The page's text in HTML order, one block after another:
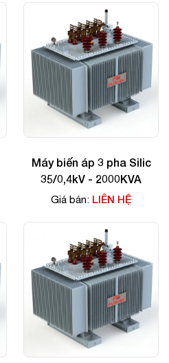
Máy biến áp 3 pha Silic
35/0,4kV - 2000KVA
Giá bán: LIÊN HỆ